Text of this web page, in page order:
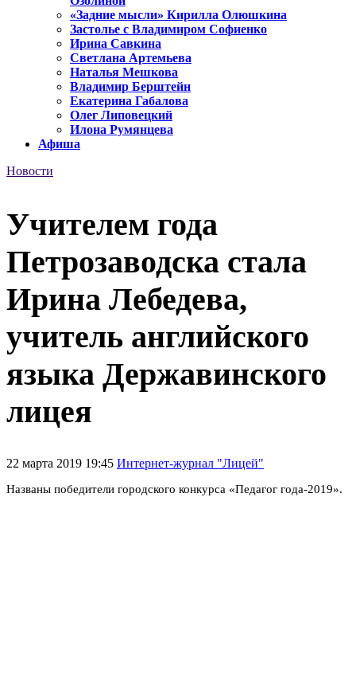
«Задние мысли» Кирилла Олюшкина
Застолье с Владимиром Софиенко
Ирина Савкина
Светлана Артемьева
Наталья Мешкова
Владимир Берштейн
Екатерина Габалова
Олег Липовецкий
Илона Румянцева
Афиша
Новости
Учителем года
Петрозаводска стала
Ирина Лебедева,
учитель английского
языка Державинского
лицея
22 марта 2019 19:45 Интернет-журнал "Лицей"
Названы победители городского конкурса «Педагог года-2019».